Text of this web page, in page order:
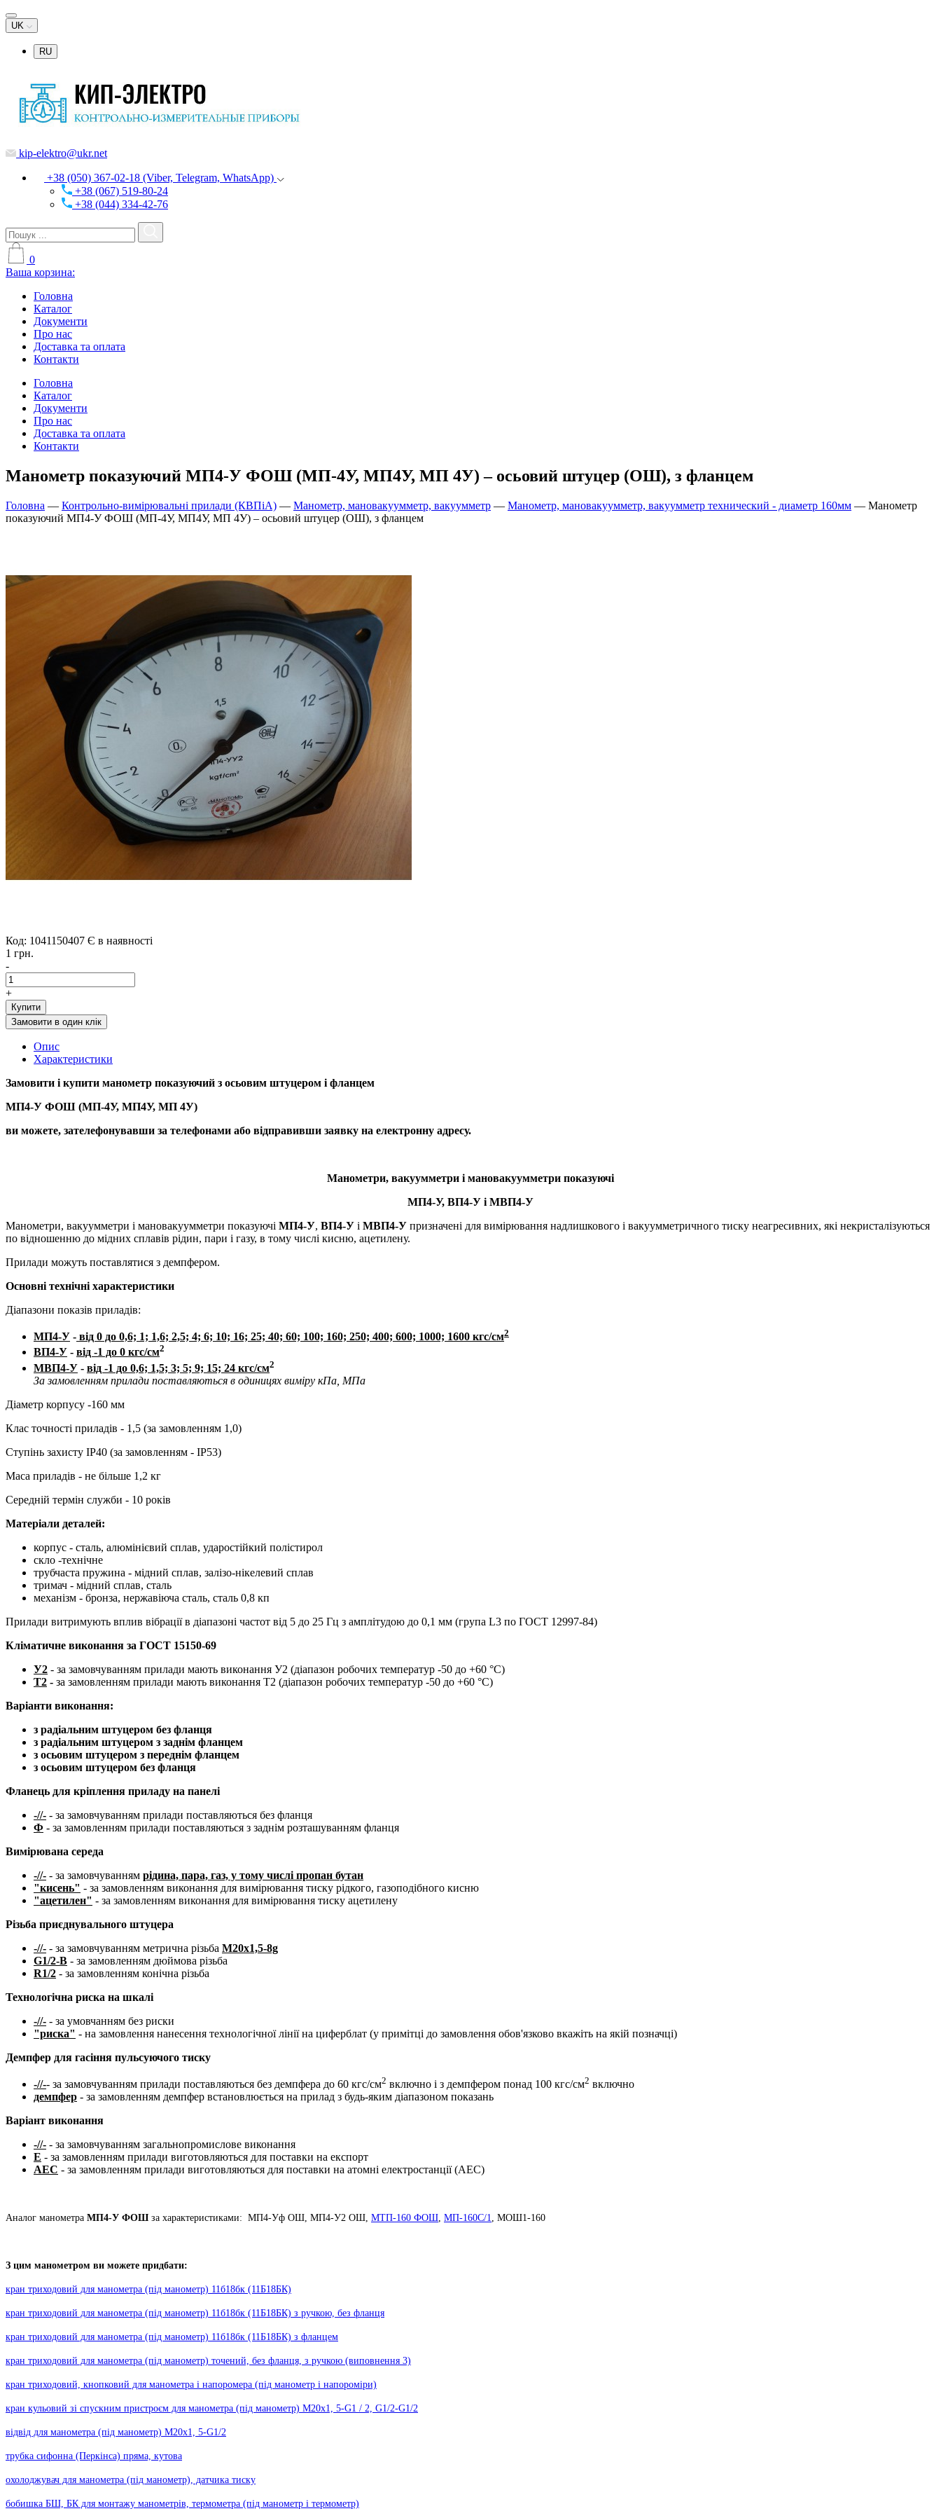
UK
RU
kip-elektro@ukr.net
+38 (050) 367-02-18 (Viber, Telegram, WhatsApp)
+38 (067) 519-80-24
+38 (044) 334-42-76
0
Ваша корзина:
Головна
Каталог
Документи
Про нас
Доставка та оплата
Контакти
Головна
Каталог
Документи
Про нас
Доставка та оплата
Контакти
Манометр показуючий МП4-У ФОШ (МП-4У, МП4У, МП 4У) – осьовий штуцер (ОШ), з фланцем
Головна — Контрольно-вимірювальні прилади (КВПіА) — Манометр, мановакуумметр, вакуумметр — Манометр, мановакуумметр, вакуумметр технический - диаметр 160мм — Манометр
показуючий МП4-У ФОШ (МП-4У, МП4У, МП 4У) – осьовий штуцер (ОШ), з фланцем
Код: 1041150407 Є в наявності
1 грн.
-
+
Купити
Замовити в один клік
Опис
Характеристики
Замовити і купити манометр показуючий з осьовим штуцером і фланцем
МП4-У ФОШ (МП-4У, МП4У, МП 4У)
ви можете, зателефонувавши за телефонами або відправивши заявку на електронну адресу.
Манометри, вакуумметри і мановакуумметри показуючі
МП4-У, ВП4-У і МВП4-У
Манометри, вакуумметри і мановакуумметри показуючі МП4-У, ВП4-У і МВП4-У призначені для вимірювання надлишкового і вакуумметричного тиску неагресивних, які некристалізуються
по відношенню до мідних сплавів рідин, пари і газу, в тому числі кисню, ацетилену.
Прилади можуть поставлятися з демпфером.
Основні технічні характеристики
Діапазони показів приладів:
МП4-У - від 0 до 0,6; 1; 1,6; 2,5; 4; 6; 10; 16; 25; 40; 60; 100; 160; 250; 400; 600; 1000; 1600 кгс/см2
ВП4-У - від -1 до 0 кгс/см2
МВП4-У - від -1 до 0,6; 1,5; 3; 5; 9; 15; 24 кгс/см2
За замовленням прилади поставляються в одиницях виміру кПа, МПа
Діаметр корпусу -160 мм
Клас точності приладів - 1,5 (за замовленням 1,0)
Ступінь захисту IP40 (за замовленням - IP53)
Маса приладів - не більше 1,2 кг
Середній термін служби - 10 років
Матеріали деталей:
корпус - сталь, алюмінієвий сплав, ударостійкий полістирол
скло -технічне
трубчаста пружина - мідний сплав, залізо-нікелевий сплав
тримач - мідний сплав, сталь
механізм - бронза, нержавіюча сталь, сталь 0,8 кп
Прилади витримують вплив вібрації в діапазоні частот від 5 до 25 Гц з амплітудою до 0,1 мм (група L3 по ГОСТ 12997-84)
Кліматичне виконання за ГОСТ 15150-69
У2 - за замовчуванням прилади мають виконання У2 (діапазон робочих температур -50 до +60 °С)
Т2 - за замовленням прилади мають виконання Т2 (діапазон робочих температур -50 до +60 °С)
Варіанти виконання:
з радіальним штуцером без фланця
з радіальним штуцером з заднім фланцем
з осьовим штуцером з переднім фланцем
з осьовим штуцером без фланця
Фланець для кріплення приладу на панелі
-//- - за замовчуванням прилади поставляються без фланця
Ф - за замовленням прилади поставляються з заднім розташуванням фланця
Вимірювана середа
-//- - за замовчуванням рідина, пара, газ, у тому числі пропан бутан
"кисень" - за замовленням виконання для вимірювання тиску рідкого, газоподібного кисню
"ацетилен" - за замовленням виконання для вимірювання тиску ацетилену
Різьба приєднувального штуцера
-//- - за замовчуванням метрична різьба М20х1,5-8g
G1/2-B - за замовленням дюймова різьба
R1/2 - за замовленням конічна різьба
Технологічна риска на шкалі
-//- - за умовчанням без риски
"риска" - на замовлення нанесення технологічної лінії на циферблат (у примітці до замовлення обов'язково вкажіть на якій позначці)
Демпфер для гасіння пульсуючого тиску
-//-- за замовчуванням прилади поставляються без демпфера до 60 кгс/см2 включно і з демпфером понад 100 кгс/см2 включно
демпфер - за замовленням демпфер встановлюється на прилад з будь-яким діапазоном показань
Варіант виконання
-//- - за замовчуванням загальнопромислове виконання
Е - за замовленням прилади виготовляються для поставки на експорт
АЕС - за замовленням прилади виготовляються для поставки на атомні електростанції (АЕС)
Аналог манометра МП4-У ФОШ за характеристиками: МП4-Уф ОШ, МП4-У2 ОШ, МТП-160 ФОШ, МП-160С/1, МОШ1-160
З цим манометром ви можете придбати:
кран триходовий для манометра (під манометр) 11б18бк (11Б18БК)
кран триходовий для манометра (під манометр) 11б18бк (11Б18БК) з ручкою, без фланця
кран триходовий для манометра (під манометр) 11б18бк (11Б18БК) з фланцем
кран триходовий для манометра (під манометр) точений, без фланця, з ручкою (виповнення 3)
кран триходовий, кнопковий для манометра і напоромера (під манометр і напороміри)
кран кульовий зі спускним пристроєм для манометра (під манометр) М20х1, 5-G1 / 2, G1/2-G1/2
відвід для манометра (під манометр) М20х1, 5-G1/2
трубка сифонна (Перкінса) пряма, кутова
охолоджувач для манометра (під манометр), датчика тиску
бобишка БШ, БК для монтажу манометрів, термометра (під манометр і термометр)